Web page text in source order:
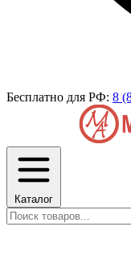
Бесплатно для РФ: 8
Каталог